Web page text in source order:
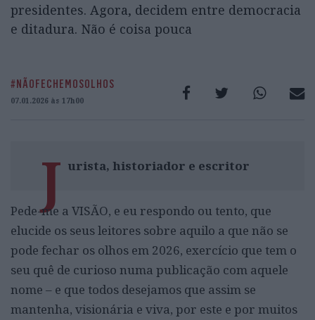
presidentes. Agora, decidem entre democracia
e ditadura. Não é coisa pouca
#NÃOFECHEMOSOLHOS
07.01.2026 às 17h00
J urista, historiador e escritor
Pede-me a VISÃO, e eu respondo ou tento, que
elucide os seus leitores sobre aquilo a que não se
pode fechar os olhos em 2026, exercício que tem o
seu quê de curioso numa publicação com aquele
nome – e que todos desejamos que assim se
mantenha, visionária e viva, por este e por muitos